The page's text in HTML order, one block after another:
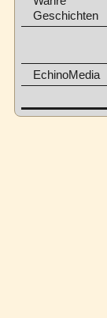
Geschichten
EchinoMedia